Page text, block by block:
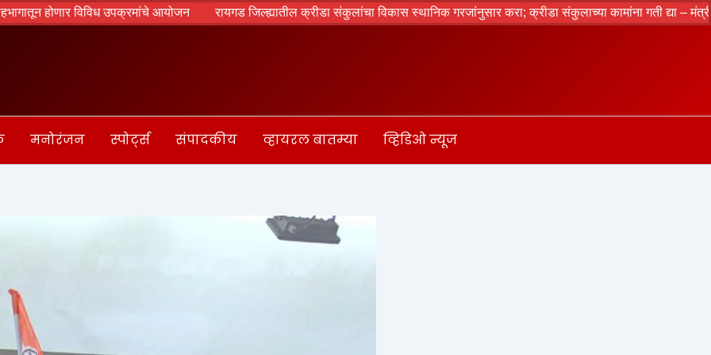
उपक्रमांचे आयोजन रायगड जिल्ह्यातील क्रीडा संकुलांचा विकास स्थानिक गरजांनुसार करा; क्रीडा संकुलाच्या कामांना गती द्या – मंत्री आदिती तटकरे
मनोरंजन स्पोर्ट्स संपादकीय व्हायरल बातम्या व्हिडिओ न्यूज